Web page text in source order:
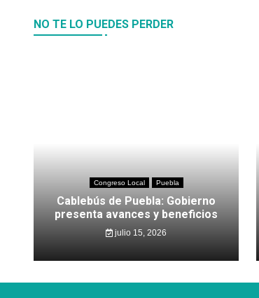
NO TE LO PUEDES PERDER
Congreso Local Puebla
Cablebús de Puebla: Gobierno
presenta avances y beneficios
julio 15, 2026